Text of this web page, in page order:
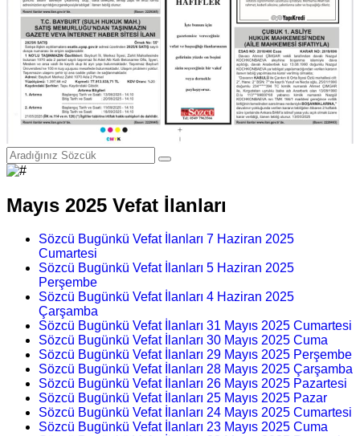
Mayıs 2025 Vefat İlanları
Sözcü Bugünkü Vefat İlanları 7 Haziran 2025
Cumartesi
Sözcü Bugünkü Vefat İlanları 5 Haziran 2025
Perşembe
Sözcü Bugünkü Vefat İlanları 4 Haziran 2025
Çarşamba
Sözcü Bugünkü Vefat İlanları 31 Mayıs 2025 Cumartesi
Sözcü Bugünkü Vefat İlanları 30 Mayıs 2025 Cuma
Sözcü Bugünkü Vefat İlanları 29 Mayıs 2025 Perşembe
Sözcü Bugünkü Vefat İlanları 28 Mayıs 2025 Çarşamba
Sözcü Bugünkü Vefat İlanları 26 Mayıs 2025 Pazartesi
Sözcü Bugünkü Vefat İlanları 25 Mayıs 2025 Pazar
Sözcü Bugünkü Vefat İlanları 24 Mayıs 2025 Cumartesi
Sözcü Bugünkü Vefat İlanları 23 Mayıs 2025 Cuma